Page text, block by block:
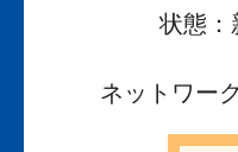
状態：
ネットワー